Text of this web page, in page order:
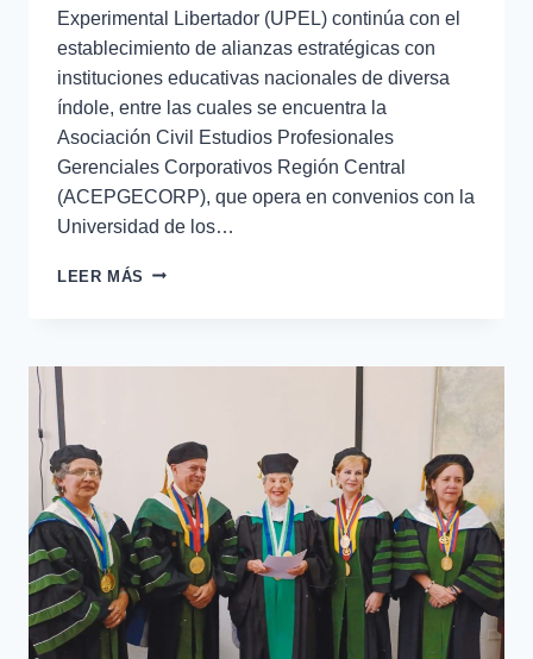
Experimental Libertador (UPEL) continúa con el
establecimiento de alianzas estratégicas con
instituciones educativas nacionales de diversa
índole, entre las cuales se encuentra la
Asociación Civil Estudios Profesionales
Gerenciales Corporativos Región Central
(ACEPGECORP), que opera en convenios con la
Universidad de los…
LEER MÁS